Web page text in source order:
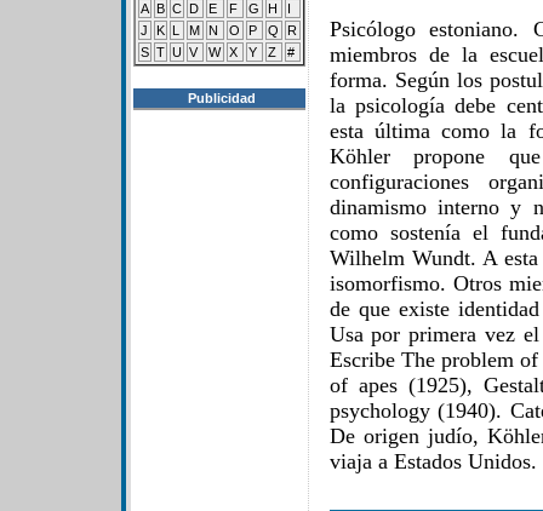
A B C D E F G H
I
J
K L M N O P Q
R
S T U V W X Y Z #
Publicidad
Psicólogo estoniano.
miembros de la
forma. Según los
la psicología debe
esta última como la
Köhler propone
configuraciones
dinamismo interno y
como sostenía el
Wilhelm Wundt. A
isomorfismo. Otros
de que existe
Usa por primera vez
Escribe The problem
of apes (1925),
psychology (1940).
De origen judío,
viaja a Estados Unidos.